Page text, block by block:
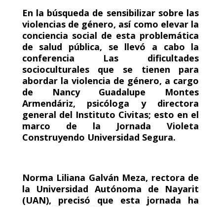
En la búsqueda de sensibilizar sobre las
violencias de género, así como elevar la
conciencia social de esta problemática
de salud pública, se llevó a cabo la
conferencia Las dificultades
socioculturales que se tienen para
abordar la violencia de género, a cargo
de Nancy Guadalupe Montes
Armendáriz, psicóloga y directora
general del Instituto Civitas; esto en el
marco de la Jornada Violeta
Construyendo Universidad Segura.
Norma Liliana Galván Meza, rectora de
la Universidad Autónoma de Nayarit
(UAN), precisó que esta jornada ha